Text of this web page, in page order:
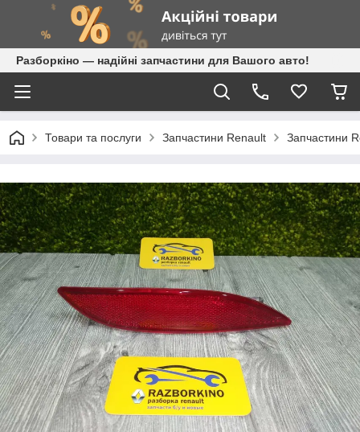
Разборкіно — надійні запчастини для Вашого авто!
Товари та послуги Запчастини Renault Запчастини